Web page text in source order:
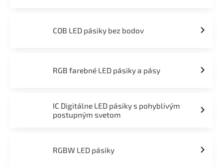
COB LED pásiky bez bodov
RGB farebné LED pásiky a pásy
IC Digitálne LED pásiky s pohyblivým
postupným svetom
RGBW LED pásiky